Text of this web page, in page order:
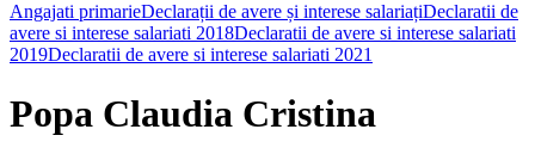
Angajati primarieDeclarații de avere și interese salariațiDeclaratii de
avere si interese salariati 2018Declaratii de avere si interese salariati
2019Declaratii de avere si interese salariati 2021
Popa Claudia Cristina